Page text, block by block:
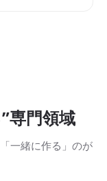
専門領域
一緒に作る」のが